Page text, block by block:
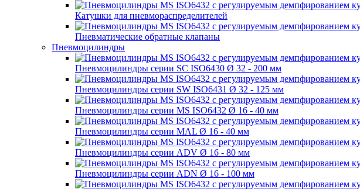
Катушки для пневмораспределителей
Пневматические обратные клапаны
Пневмоцилиндры
Пневмоцилиндры серии SC ISO6430 Ø 32 - 200 мм
Пневмоцилиндры серии SW ISO6431 Ø 32 - 125 мм
Пневмоцилиндры серии MS ISO6432 Ø 16 - 40 мм
Пневмоцилиндры серии MAL Ø 16 - 40 мм
Пневмоцилиндры серии ADV Ø 16 - 80 мм
Пневмоцилиндры серии ADN Ø 16 - 100 мм